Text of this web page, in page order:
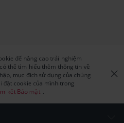
để nâng cao trải nghiệm
thể tìm hiểu thêm thông tin về
mục đích sử dụng của chúng
đặt cookie của mình trong
kết Bảo mật .